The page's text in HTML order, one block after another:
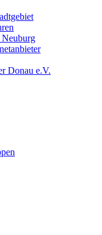
Neuburg
Donau e.V.